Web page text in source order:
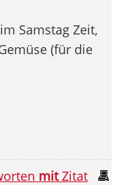
Samstag Zeit,
(für die
mitZitat